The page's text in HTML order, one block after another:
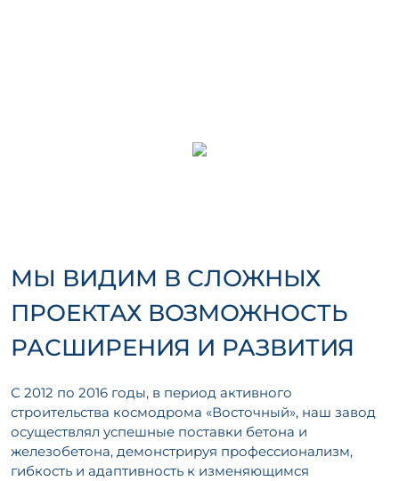
МЫ ВИДИМ В СЛОЖНЫХ
ПРОЕКТАХ ВОЗМОЖНОСТЬ
РАСШИРЕНИЯ И РАЗВИТИЯ
С 2012 по 2016 годы, в период активного
строительства космодрома «Восточный», наш завод
осуществлял успешные поставки бетона и
железобетона, демонстрируя профессионализм,
гибкость и адаптивность к изменяющимся